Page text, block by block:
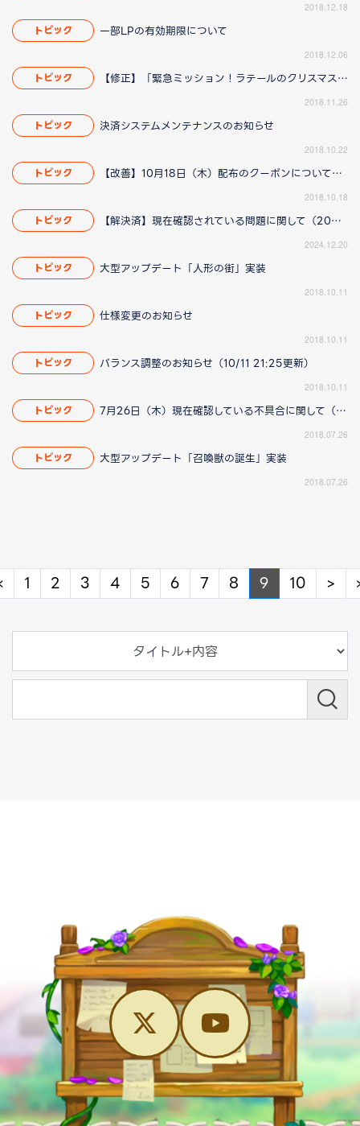
2018.12.18
トピック 一部LPの有効期限について
2018.12.06
トピック 【修正】「緊急ミッション！ラテールのクリスマスを救え！」イベントに関して(11/29 14:15更新)
2018.11.26
トピック 決済システムメンテナンスのお知らせ
2018.10.22
トピック 【改善】10月18日（木）配布のクーポンについてのお知らせ（10/18 19:30更新）
2018.10.18
トピック 【解決済】現在確認されている問題に関して（2025/1/23 13:00更新）
2024.12.20
トピック 大型アップデート「人形の街」実装
2018.10.11
トピック 仕様変更のお知らせ
2018.10.11
トピック バランス調整のお知らせ（10/11 21:25更新）
2018.10.11
トピック 7月26日（木）現在確認している不具合に関して（8/23 14:40更新）
2018.07.26
トピック 大型アップデート「召喚獣の誕生」実装
2018.07.26
Previous
1 2 3 4 5 6 7 8 9 10 >